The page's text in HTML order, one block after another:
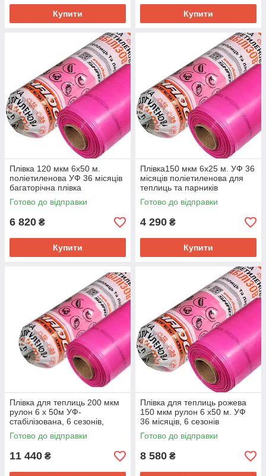
Купити Купити
Плівка 120 мкм 6х50 м.
поліетиленова УФ 36 місяців
багаторічна плівка
Готово до відправки
6 820 ₴
Купити
Плівка150 мкм 6х25 м. УФ 36
місяців поліетиленова для
теплиць та парників
Готово до відправки
4 290 ₴
Купити
Плівка для теплиць 200 мкм
рулон 6 х 50м УФ-
стабілізована, 6 сезонів,
рожева
Готово до відправки
11 440 ₴
Плівка для теплиць рожева
150 мкм рулон 6 х50 м. УФ
36 місяців, 6 сезонів
Готово до відправки
8 580 ₴